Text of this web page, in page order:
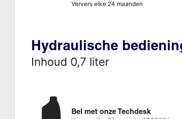
Ververs elke 24 maanden
Hydraulische
Inhoud 0,7 liter
Bel met onze Techdesk